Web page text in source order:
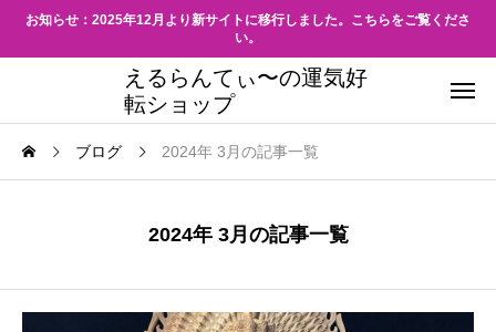
お知らせ：2025年12月より新サイトに移行しました。こちらをご覧くださ
い。
えるらんてぃ〜の運気好
転ショップ
ブログ 2024年 3月の記事一覧
2024年 3月の記事一覧